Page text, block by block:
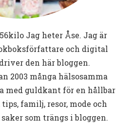
56kiloJag heter Åse. Jag är
och digital
den här bloggen.
2003 många hälsosamma
med guldkant för en hållbar
familj, resor, mode och
som trängs i bloggen.